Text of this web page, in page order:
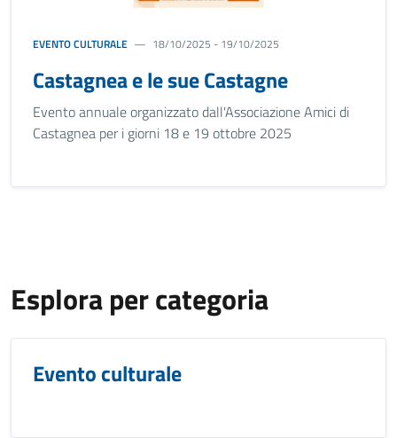
EVENTO CULTURALE 18/10/2025 - 19/10/2025
Castagnea e le sue Castagne
Evento annuale organizzato dall'Associazione Amici di
Castagnea per i giorni 18 e 19 ottobre 2025
Esplora per categoria
Evento culturale